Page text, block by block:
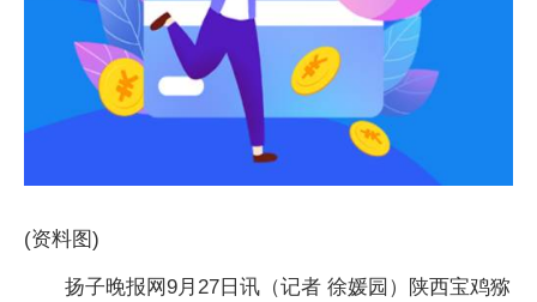
(资料图)
扬子晚报网9月27日讯（记者 徐媛园）陕西宝鸡猕